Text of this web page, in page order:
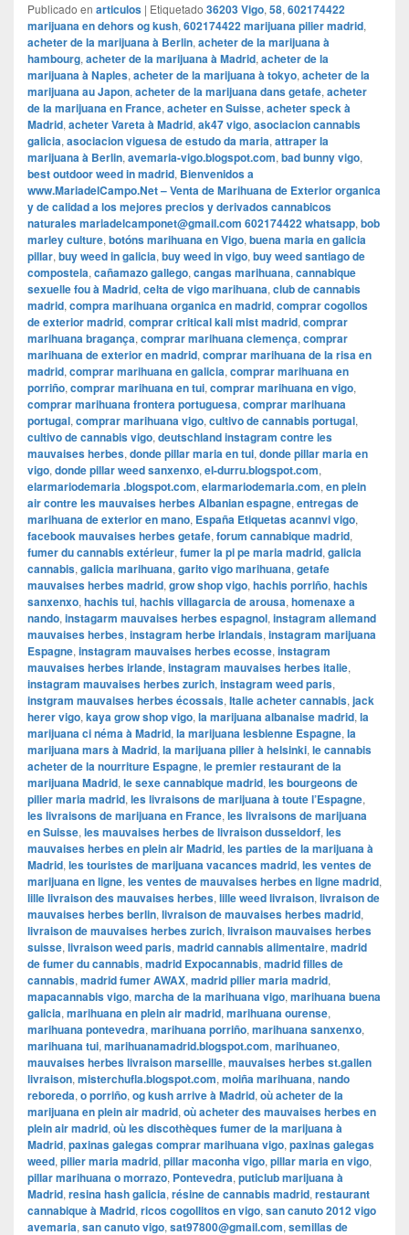
Publicado en articulos | Etiquetado 36203 Vigo, 58, 602174422
marijuana en dehors og kush, 602174422 marijuana pilier madrid,
acheter de la marijuana à Berlin, acheter de la marijuana à
hambourg, acheter de la marijuana à Madrid, acheter de la
marijuana à Naples, acheter de la marijuana à tokyo, acheter de la
marijuana au Japon, acheter de la marijuana dans getafe, acheter
de la marijuana en France, acheter en Suisse, acheter speck à
Madrid, acheter Vareta à Madrid, ak47 vigo, asociacion cannabis
galicia, asociacion viguesa de estudo da maria, attraper la
marijuana à Berlin, avemaria-vigo.blogspot.com, bad bunny vigo,
best outdoor weed in madrid, Bienvenidos a
www.MariadelCampo.Net – Venta de Marihuana de Exterior organica
y de calidad a los mejores precios y derivados cannabicos
naturales mariadelcamponet@gmail.com 602174422 whatsapp, bob
marley culture, botóns marihuana en Vigo, buena maria en galicia
pillar, buy weed in galicia, buy weed in vigo, buy weed santiago de
compostela, cañamazo gallego, cangas marihuana, cannabique
sexuelle fou à Madrid, celta de vigo marihuana, club de cannabis
madrid, compra marihuana organica en madrid, comprar cogollos
de exterior madrid, comprar critical kali mist madrid, comprar
marihuana bragança, comprar marihuana clemença, comprar
marihuana de exterior en madrid, comprar marihuana de la risa en
madrid, comprar marihuana en galicia, comprar marihuana en
porriño, comprar marihuana en tui, comprar marihuana en vigo,
comprar marihuana frontera portuguesa, comprar marihuana
portugal, comprar marihuana vigo, cultivo de cannabis portugal,
cultivo de cannabis vigo, deutschland instagram contre les
mauvaises herbes, donde pillar maria en tui, donde pillar maria en
vigo, donde pillar weed sanxenxo, el-durru.blogspot.com,
elarmariodemaria .blogspot.com, elarmariodemaria.com, en plein
air contre les mauvaises herbes Albanian espagne, entregas de
marihuana de exterior en mano, España Etiquetas acannvi vigo,
facebook mauvaises herbes getafe, forum cannabique madrid,
fumer du cannabis extérieur, fumer la pi pe maria madrid, galicia
cannabis, galicia marihuana, garito vigo marihuana, getafe
mauvaises herbes madrid, grow shop vigo, hachis porriño, hachis
sanxenxo, hachis tui, hachis villagarcia de arousa, homenaxe a
nando, instagarm mauvaises herbes espagnol, instagram allemand
mauvaises herbes, instagram herbe irlandais, instagram marijuana
Espagne, instagram mauvaises herbes ecosse, instagram
mauvaises herbes irlande, instagram mauvaises herbes italie,
instagram mauvaises herbes zurich, instagram weed paris,
instgram mauvaises herbes écossais, Italie acheter cannabis, jack
herer vigo, kaya grow shop vigo, la marijuana albanaise madrid, la
marijuana ci néma à Madrid, la marijuana lesbienne Espagne, la
marijuana mars à Madrid, la marijuana pilier à helsinki, le cannabis
acheter de la nourriture Espagne, le premier restaurant de la
marijuana Madrid, le sexe cannabique madrid, les bourgeons de
pilier maria madrid, les livraisons de marijuana à toute l’Espagne,
les livraisons de marijuana en France, les livraisons de marijuana
en Suisse, les mauvaises herbes de livraison dusseldorf, les
mauvaises herbes en plein air Madrid, les parties de la marijuana à
Madrid, les touristes de marijuana vacances madrid, les ventes de
marijuana en ligne, les ventes de mauvaises herbes en ligne madrid,
lille livraison des mauvaises herbes, lille weed livraison, livraison de
mauvaises herbes berlin, livraison de mauvaises herbes madrid,
livraison de mauvaises herbes zurich, livraison mauvaises herbes
suisse, livraison weed paris, madrid cannabis alimentaire, madrid
de fumer du cannabis, madrid Expocannabis, madrid filles de
cannabis, madrid fumer AWAX, madrid pilier maria madrid,
mapacannabis vigo, marcha de la marihuana vigo, marihuana buena
galicia, marihuana en plein air madrid, marihuana ourense,
marihuana pontevedra, marihuana porriño, marihuana sanxenxo,
marihuana tui, marihuanamadrid.blogspot.com, marihuaneo,
mauvaises herbes livraison marseille, mauvaises herbes st.gallen
livraison, misterchufla.blogspot.com, moiña marihuana, nando
reboreda, o porriño, og kush arrive à Madrid, où acheter de la
marijuana en plein air madrid, où acheter des mauvaises herbes en
plein air madrid, où les discothèques fumer de la marijuana à
Madrid, paxinas galegas comprar marihuana vigo, paxinas galegas
weed, pilier maria madrid, pillar maconha vigo, pillar maria en vigo,
pillar marihuana o morrazo, Pontevedra, puticlub marijuana à
Madrid, resina hash galicia, résine de cannabis madrid, restaurant
cannabique à Madrid, ricos cogollitos en vigo, san canuto 2012 vigo
avemaria, san canuto vigo, sat97800@gmail.com, semillas de